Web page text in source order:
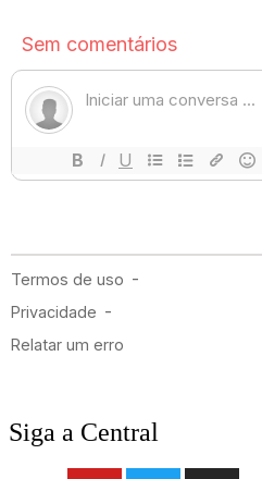
Siga a Central